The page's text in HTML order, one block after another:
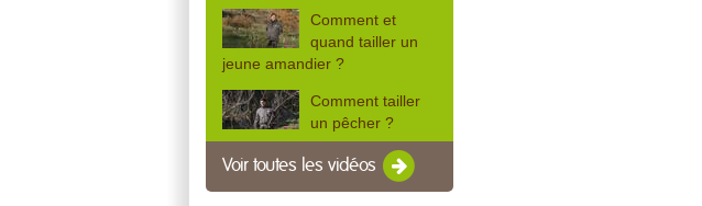
Comment et
quand tailler un
jeune amandier ?
Comment tailler
un pêcher ?
Voir toutes les vidéos